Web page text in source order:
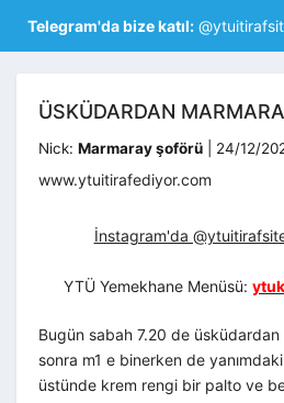
Telegram'da bize katıl:
ÜSKÜDARDAN
Nick: Marmaray şoförü 24/12/
www.ytuitirafediyor.com
İnstagram'da
YTÜ Yemekhane Menüsü:
Bugün sabah 7.20 de
sonra m1 e binerken de
üstünde krem rengi bir palto ve